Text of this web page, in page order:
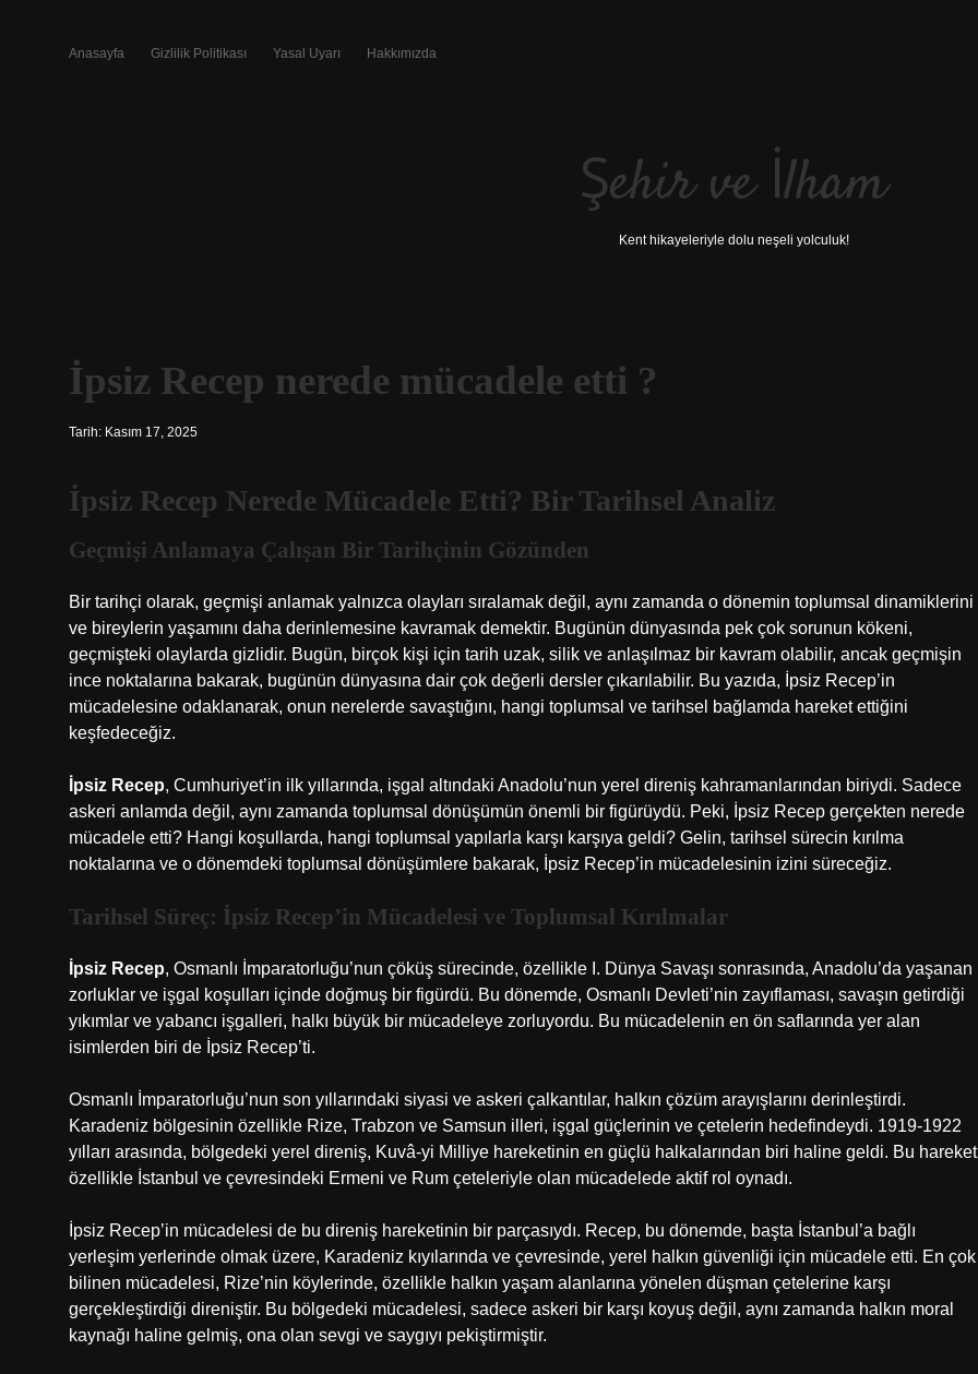
Anasayfa Gizlilik Politikası Yasal Uyarı Hakkımızda
Şehir ve İlham
Kent hikayeleriyle dolu neşeli yolculuk!
İpsiz Recep nerede mücadele etti ?
Tarih: Kasım 17, 2025
İpsiz Recep Nerede Mücadele Etti? Bir Tarihsel Analiz
Geçmişi Anlamaya Çalışan Bir Tarihçinin Gözünden
Bir tarihçi olarak, geçmişi anlamak yalnızca olayları sıralamak değil, aynı zamanda o dönemin toplumsal dinamiklerini
ve bireylerin yaşamını daha derinlemesine kavramak demektir. Bugünün dünyasında pek çok sorunun kökeni,
geçmişteki olaylarda gizlidir. Bugün, birçok kişi için tarih uzak, silik ve anlaşılmaz bir kavram olabilir, ancak geçmişin
ince noktalarına bakarak, bugünün dünyasına dair çok değerli dersler çıkarılabilir. Bu yazıda, İpsiz Recep’in
mücadelesine odaklanarak, onun nerelerde savaştığını, hangi toplumsal ve tarihsel bağlamda hareket ettiğini
keşfedeceğiz.
İpsiz Recep, Cumhuriyet’in ilk yıllarında, işgal altındaki Anadolu’nun yerel direniş kahramanlarından biriydi. Sadece
askeri anlamda değil, aynı zamanda toplumsal dönüşümün önemli bir figürüydü. Peki, İpsiz Recep gerçekten nerede
mücadele etti? Hangi koşullarda, hangi toplumsal yapılarla karşı karşıya geldi? Gelin, tarihsel sürecin kırılma
noktalarına ve o dönemdeki toplumsal dönüşümlere bakarak, İpsiz Recep’in mücadelesinin izini süreceğiz.
Tarihsel Süreç: İpsiz Recep’in Mücadelesi ve Toplumsal Kırılmalar
İpsiz Recep, Osmanlı İmparatorluğu’nun çöküş sürecinde, özellikle I. Dünya Savaşı sonrasında, Anadolu’da yaşanan
zorluklar ve işgal koşulları içinde doğmuş bir figürdü. Bu dönemde, Osmanlı Devleti’nin zayıflaması, savaşın getirdiği
yıkımlar ve yabancı işgalleri, halkı büyük bir mücadeleye zorluyordu. Bu mücadelenin en ön saflarında yer alan
isimlerden biri de İpsiz Recep’ti.
Osmanlı İmparatorluğu’nun son yıllarındaki siyasi ve askeri çalkantılar, halkın çözüm arayışlarını derinleştirdi.
Karadeniz bölgesinin özellikle Rize, Trabzon ve Samsun illeri, işgal güçlerinin ve çetelerin hedefindeydi. 1919-1922
yılları arasında, bölgedeki yerel direniş, Kuvâ-yi Milliye hareketinin en güçlü halkalarından biri haline geldi. Bu
özellikle İstanbul ve çevresindeki Ermeni ve Rum çeteleriyle olan mücadelede aktif rol oynadı.
İpsiz Recep’in mücadelesi de bu direniş hareketinin bir parçasıydı. Recep, bu dönemde, başta İstanbul’a bağlı
yerleşim yerlerinde olmak üzere, Karadeniz kıyılarında ve çevresinde, yerel halkın güvenliği için mücadele etti. En çok
bilinen mücadelesi, Rize’nin köylerinde, özellikle halkın yaşam alanlarına yönelen düşman çetelerine karşı
gerçekleştirdiği direniştir. Bu bölgedeki mücadelesi, sadece askeri bir karşı koyuş değil, aynı zamanda halkın moral
kaynağı haline gelmiş, ona olan sevgi ve saygıyı pekiştirmiştir.